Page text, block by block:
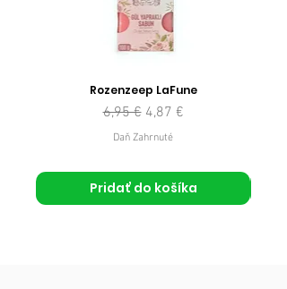
Rozenzeep LaFune
Normálna cena
6,95 € Zľavnená cena
4,87 €
Daň Zahrnuté
Pridať do košíka